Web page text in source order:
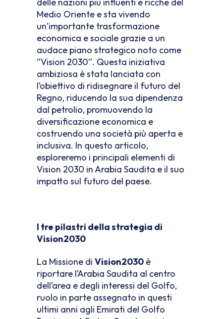
delle nazioni più influenti e ricche del
Medio Oriente e sta vivendo
un’importante trasformazione
economica e sociale grazie a un
audace piano strategico noto come
“Vision 2030”. Questa iniziativa
ambiziosa è stata lanciata con
l’obiettivo di ridisegnare il futuro del
Regno, riducendo la sua dipendenza
dal petrolio, promuovendo la
diversificazione economica e
costruendo una società più aperta e
inclusiva. In questo articolo,
esploreremo i principali elementi di
Vision 2030 in Arabia Saudita e il suo
impatto sul futuro del paese.
I tre pilastri della strategia di
Vision2030
La Missione di Vision2030 è
riportare l’Arabia Saudita al centro
dell’area e degli interessi del Golfo,
ruolo in parte assegnato in questi
ultimi anni agli Emirati del Golfo